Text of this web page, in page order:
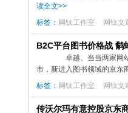
读全文>>
标签： 网钛工作室 网钛文
B2C平台图书价格战 鹬
卓越、当当两家网站
市，新进入图书领域的京东
标签： 网钛工作室 网钛文
传沃尔玛有意控股京东